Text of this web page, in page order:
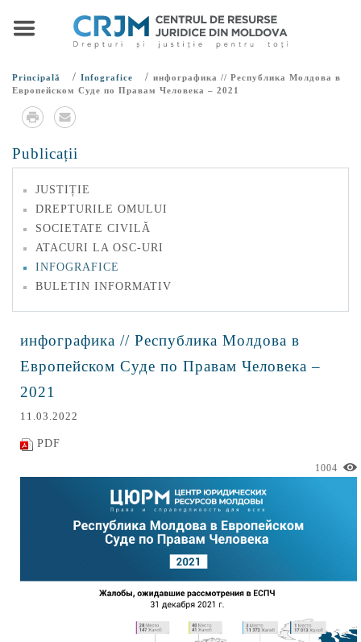
Principală / Infografice / инфографика // Республика Молдова в
Европейском Суде по Правам Человека – 2021
Publicații
JUSTIȚIE
DREPTURILE OMULUI
SOCIETATE CIVILĂ
ATACURI LA OSC-URI
INFOGRAFICE
BULETIN INFORMATIV
инфографика // Республика Молдова в
Европейском Суде по Правам Человека –
2021
11.03.2022
PDF
1004